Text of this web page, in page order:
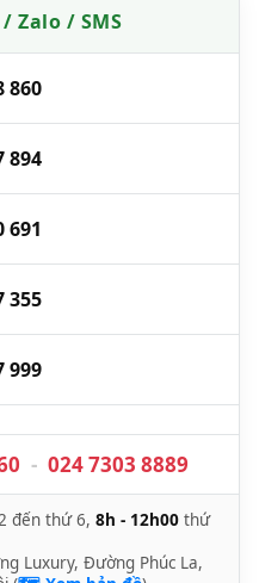
Zalo / SMS
860
894
691
355
999
- 024 7303 8889
đến thứ 6, 8h - 12h00 thứ
Luxury, Đường Phúc La,